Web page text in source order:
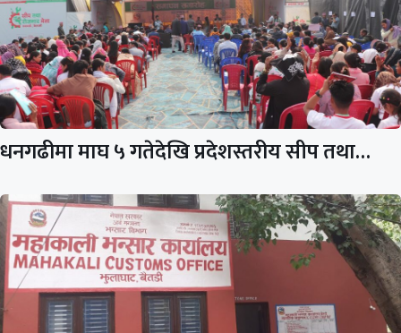
धनगढीमा माघ ५ गतेदेखि प्रदेशस्तरीय सीप तथा…